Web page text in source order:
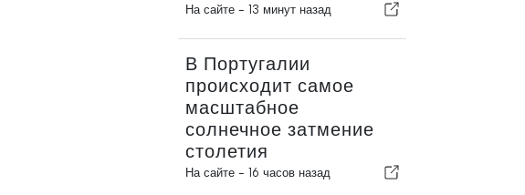
На сайте - 13 минут назад
В Португалии
происходит самое
масштабное
солнечное затмение
столетия
На сайте - 16 часов назад